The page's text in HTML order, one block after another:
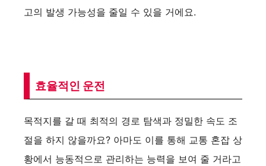
고의 발생 가능성을 줄일 수 있을 거에요.
효율적인 운전
목적지를 갈 때 최적의 경로 탐색과 정밀한 속도 조
절을 하지 않을까요? 아마도 이를 통해 교통 혼잡 상
황에서 능동적으로 관리하는 능력을 보여 줄 거라고